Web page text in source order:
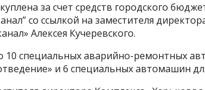
за счет средств городского
со ссылкой на заместителя
Алексея Кучеревского.
10 специальных аварийно-ремонтных
и 6 специальных автомашин